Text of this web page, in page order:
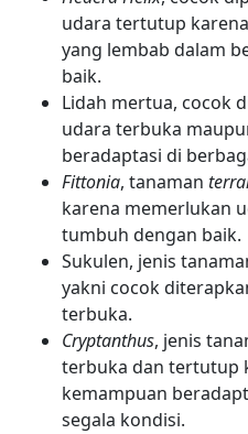
udara tertutup
yang lembab dalam
baik.
Lidah mertua, cocok
udara terbuka
beradaptasi di
Fittonia, tanaman
karena memerlukan
tumbuh dengan baik.
Sukulen, jenis
yakni cocok
terbuka.
Cryptanthus, jenis
terbuka dan tertutup
kemampuan
segala kondisi.